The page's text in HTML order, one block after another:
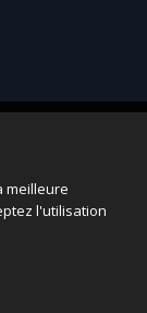
légales
meilleure
l'utilisation